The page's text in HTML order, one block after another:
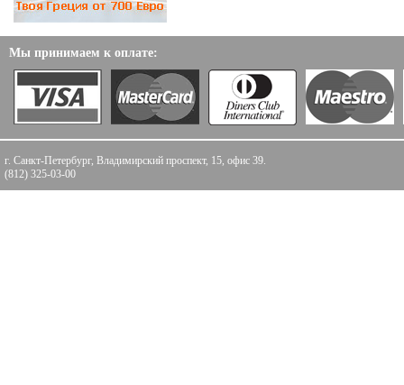
Мы принимаем к оплате:
г. Санкт-Петербург, Владимирский проспект, 15, офис 39.
(812) 325-03-00